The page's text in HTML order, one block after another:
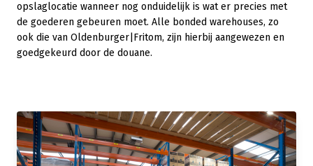
opslaglocatie wanneer nog onduidelijk is wat er precies met
de goederen gebeuren moet. Alle bonded warehouses, zo
ook die van Oldenburger|Fritom, zijn hierbij aangewezen en
goedgekeurd door de douane.